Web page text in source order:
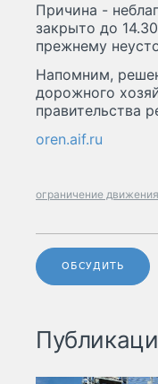
Причина -
закрыто до
прежнему
Напомним,
дорожного
правительства
oren.aif.ru
ограничение движения
ОБСУДИТЬ